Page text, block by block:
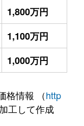
1,800万円
1,100万円
1,000万円
格情報 （http
工して作成